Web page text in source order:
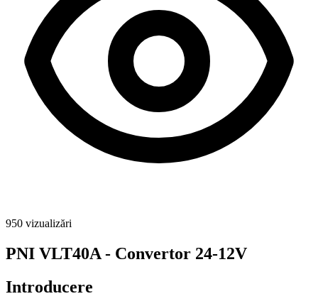
950 vizualizări
PNI VLT40A - Convertor 24-12V
Introducere